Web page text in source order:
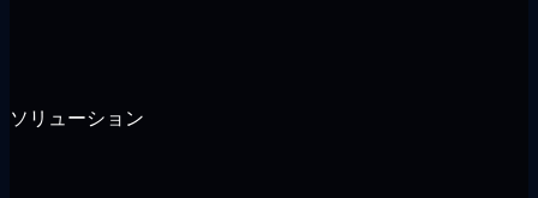
ソリューション